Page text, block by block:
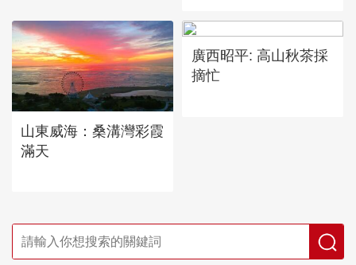
山東威海：桑溝灣彩霞
滿天
廣西昭平: 高山秋茶採
摘忙